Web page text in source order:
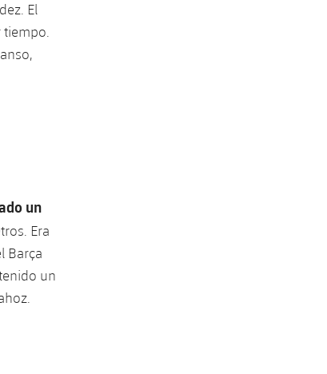
El
tiempo.
un
Era
Barça
un